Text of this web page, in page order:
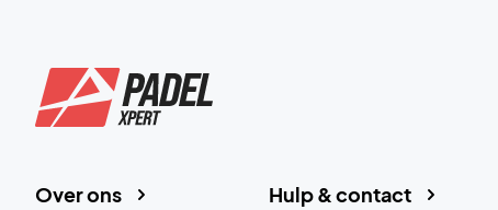
Hulp & contact
Over ons